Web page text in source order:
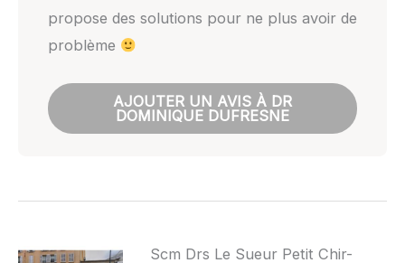
propose des solutions pour ne plus avoir de
problème
AJOUTER UN AVIS À DR
DOMINIQUE DUFRESNE
Scm Drs Le Sueur Petit Chir-